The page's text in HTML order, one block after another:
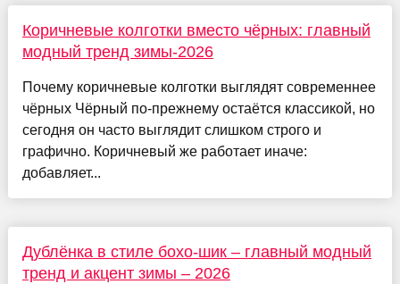
Коричневые колготки вместо чёрных: главный
модный тренд зимы-2026
Почему коричневые колготки выглядят современнее
чёрных Чёрный по-прежнему остаётся классикой, но
сегодня он часто выглядит слишком строго и
графично. Коричневый же работает иначе:
добавляет...
Дублёнка в стиле бохо-шик – главный модный
тренд и акцент зимы – 2026